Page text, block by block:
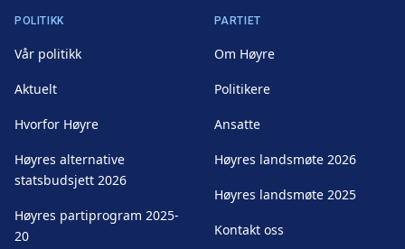
POLITIKK
Vår politikk
Aktuelt
Hvorfor Høyre
Høyres alternative
statsbudsjett 2026
Høyres partiprogram 2025-
20
PARTIET
Om Høyre
Politikere
Ansatte
Høyres landsmøte 2026
Høyres landsmøte 2025
Kontakt oss